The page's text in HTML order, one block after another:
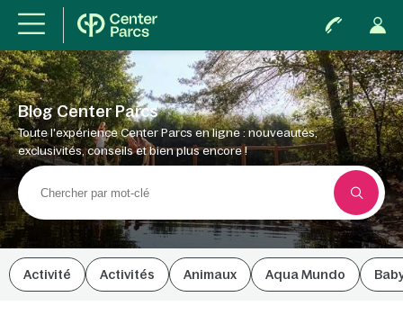
Blog Center Parcs
Toute l'expérience Center Parcs en ligne : nouveautés,
exclusivités, conseils et bien plus encore !
Activité Activités Animaux Aqua Mundo